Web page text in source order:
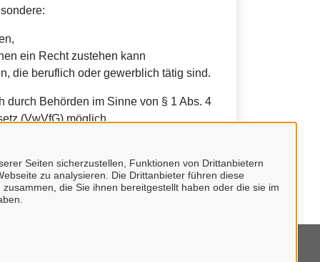
Seiten sicherzustellen, Funktionen von Drittanbietern
zu analysieren. Die Drittanbieter führen diese
die Sie ihnen bereitgestellt haben oder die sie im
ein Recht zustehen kann
die beruflich oder gewerblich tätig sind.
durch Behörden im Sinne von § 1 Abs. 4
(VwVfG) möglich.